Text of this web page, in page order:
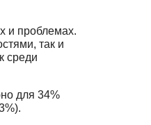
и проблемах.
так и
среди
для 34%